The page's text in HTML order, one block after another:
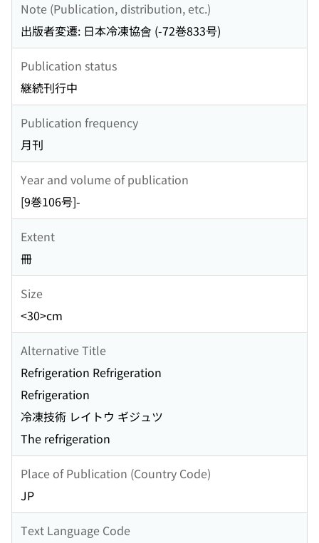
Note (Publication, distribution, etc.)
出版者変遷: 日本冷凍協會 (-72巻833号)
Publication status
継続刊行中
Publication frequency
月刊
Year and volume of publication
[9巻106号]-
Extent
冊
Size
<30>cm
Alternative Title
Refrigeration Refrigeration
Refrigeration
冷凍技術 レイトウ ギジュツ
The refrigeration
Place of Publication (Country Code)
JP
Text Language Code